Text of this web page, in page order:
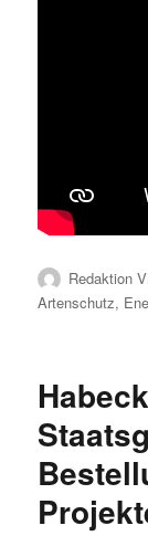
Autor
Redaktion
Artenschutz,